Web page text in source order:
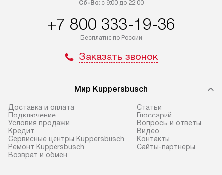
Сб-Вс:с 9:00 до 22:00
+7 800 333-19-36
Бесплатно по России
Заказать звонок
Мир Kuppersbusch
Доставка и оплата
Подключение
Условия продажи
Кредит
Сервисные центры Kuppersbusch
Ремонт Kuppersbusch
Возврат и обмен
Cтатьи
Глоссарий
Вопросы и ответы
Видео
Контакты
Сайты-партнеры